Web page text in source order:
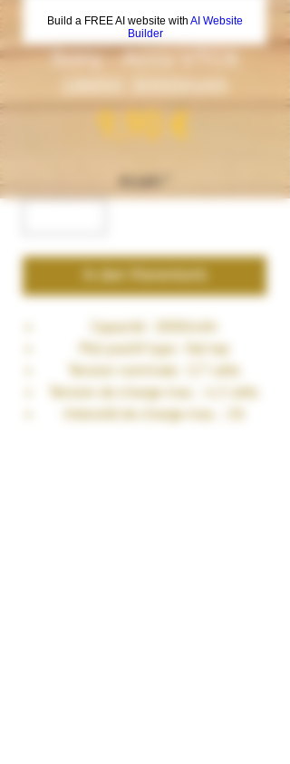
Build a FREE AI website with AI Website
Builder
Sony - Accu VTC6
18650 3000mAh
9,90 €
In den Warenkorb
Capacité : 3000mAh
Plot positif type : flat top
Tension nominale : 3.7 volts
Tension de charge max. : 4.2 volts
Intensité de charge max. : 2A